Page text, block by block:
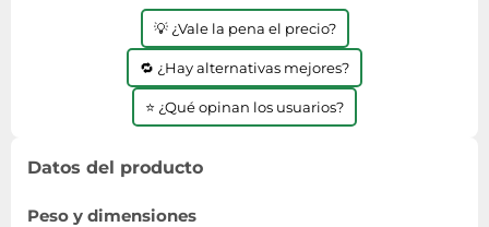
💡 ¿Vale la pena el precio?
🔁 ¿Hay alternativas mejores?
⭐ ¿Qué opinan los usuarios?
Datos del producto
Peso y dimensiones